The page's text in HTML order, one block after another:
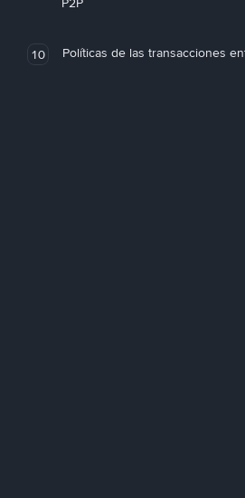
10 Políticas de las transacciones